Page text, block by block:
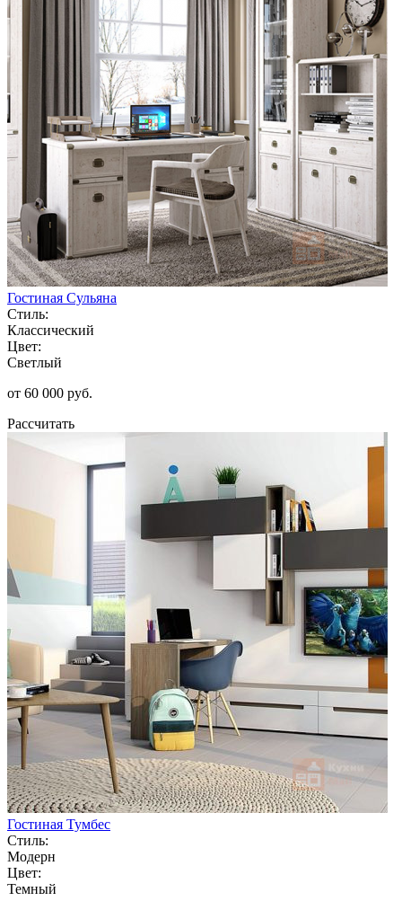
Гостиная Сульяна
Стиль:
Классический
Цвет:
Светлый
от 60 000 руб.
Рассчитать
Гостиная Тумбес
Стиль:
Модерн
Цвет:
Темный